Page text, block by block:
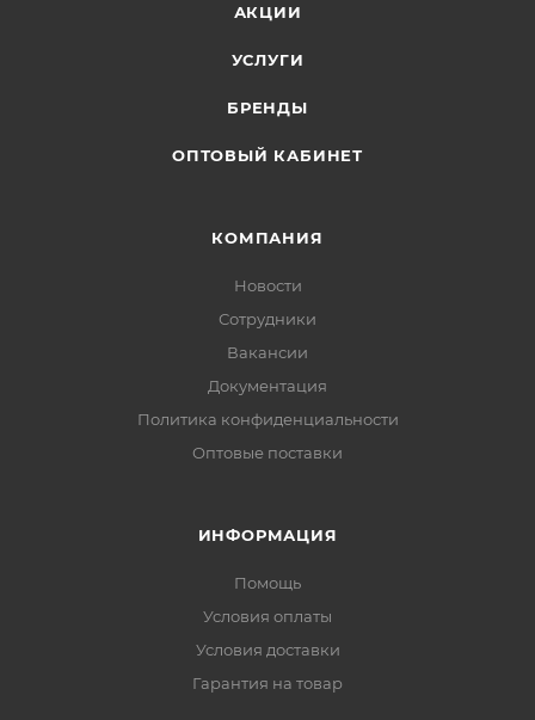
АКЦИИ
УСЛУГИ
БРЕНДЫ
ОПТОВЫЙ КАБИНЕТ
КОМПАНИЯ
Новости
Сотрудники
Вакансии
Документация
Политика конфиденциальности
Оптовые поставки
ИНФОРМАЦИЯ
Помощь
Условия оплаты
Условия доставки
Гарантия на товар